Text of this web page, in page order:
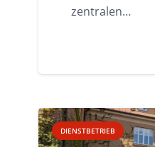
zentralen…
DIENSTBETRIEB